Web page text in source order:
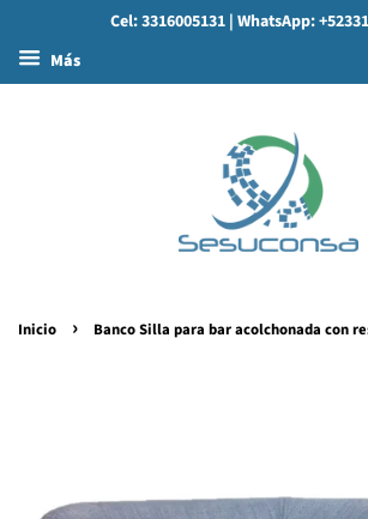
Cel: 3316005131 | WhatsApp:
Más
Inicio › Banco Silla para bar acolchonada con